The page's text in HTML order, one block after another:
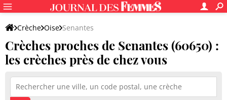
Crèche Oise Senantes
Crèches proches de Senantes (60650) :
les crèches près de chez vous